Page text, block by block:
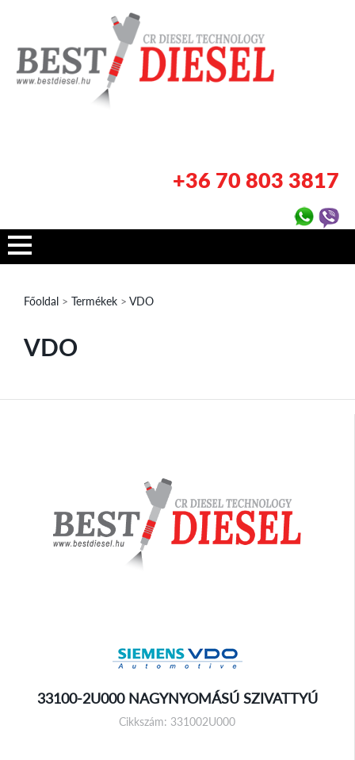
+36 70 803 3817
Főoldal > Termékek > VDO
VDO
33100-2U000 NAGYNYOMÁSÚ SZIVATTYÚ
Cikkszám: 331002U000